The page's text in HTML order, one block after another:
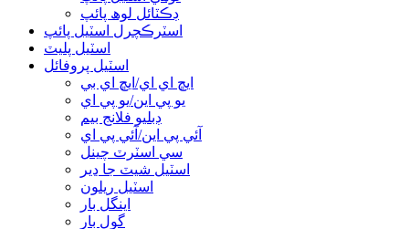
ڊڪٽائل لوھ پائپ
اسٽرڪچرل اسٽيل پائپ
اسٽيل پليٽ
اسٽيل پروفائل
ايڇ اي اي/ايڇ اي بي
يو پي اين/يو پي اي
ڊبليو فلانج بيم
آئي پي اين/آئي پي اي
سي اسٽرٽ چينل
اسٽيل شيٽ جا ڍير
اسٽيل ريلون
اينگل بار
گول بار